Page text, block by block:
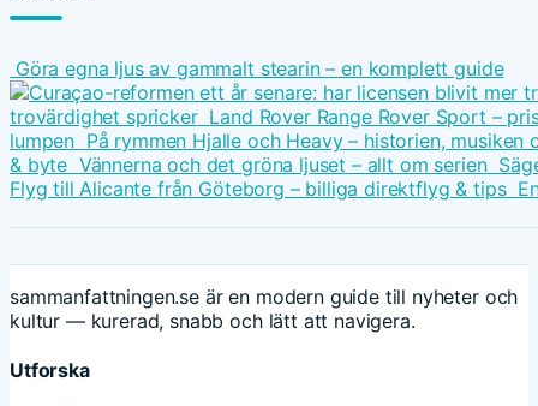
Göra egna ljus av gammalt stearin – en komplett guide
trovärdighet spricker Land Rover Range Rover Sport –
lumpen På rymmen Hjalle och Heavy – historien, musiken
& byte Vännerna och det gröna ljuset – allt om serien
Flyg till Alicante från Göteborg – billiga direktflyg & tips
sammanfattningen.se är en modern guide till nyheter och
kultur — kurerad, snabb och lätt att navigera.
Utforska